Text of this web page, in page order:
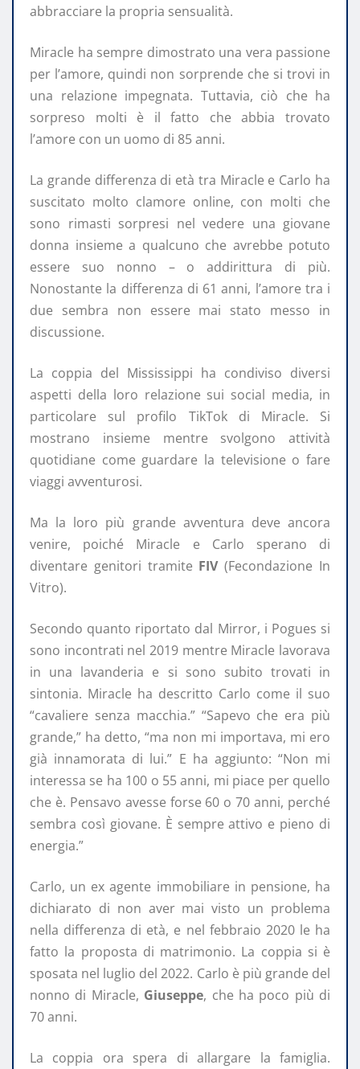
abbracciare la propria sensualità.
Miracle ha sempre dimostrato una vera passione
per l’amore, quindi non sorprende che si trovi in
una relazione impegnata. Tuttavia, ciò che ha
sorpreso molti è il fatto che abbia trovato
l’amore con un uomo di 85 anni.
La grande differenza di età tra Miracle e Carlo ha
suscitato molto clamore online, con molti che
sono rimasti sorpresi nel vedere una giovane
donna insieme a qualcuno che avrebbe potuto
essere suo nonno – o addirittura di più.
Nonostante la differenza di 61 anni, l’amore tra i
due sembra non essere mai stato messo in
discussione.
La coppia del Mississippi ha condiviso diversi
aspetti della loro relazione sui social media, in
particolare sul profilo TikTok di Miracle. Si
mostrano insieme mentre svolgono attività
quotidiane come guardare la televisione o fare
viaggi avventurosi.
Ma la loro più grande avventura deve ancora
venire, poiché Miracle e Carlo sperano di
diventare genitori tramite FIV(Fecondazione In
Vitro).
Secondo quanto riportato dal Mirror, i Pogues si
sono incontrati nel 2019 mentre Miracle lavorava
in una lavanderia e si sono subito trovati in
sintonia. Miracle ha descritto Carlo come il suo
“cavaliere senza macchia.” “Sapevo che era più
grande,” ha detto, “ma non mi importava, mi ero
già innamorata di lui.” E ha aggiunto: “Non mi
interessa se ha 100 o 55 anni, mi piace per quello
che è. Pensavo avesse forse 60 o 70 anni, perché
sembra così giovane. È sempre attivo e pieno di
energia.”
Carlo, un ex agente immobiliare in pensione, ha
dichiarato di non aver mai visto un problema
nella differenza di età, e nel febbraio 2020 le ha
fatto la proposta di matrimonio. La coppia si è
sposata nel luglio del 2022. Carlo è più grande del
nonno di Miracle, Giuseppe, che ha poco più di
70 anni.
La coppia ora spera di allargare la famiglia.